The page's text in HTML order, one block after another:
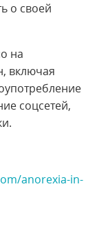
о своей
на
включая
соцсетей,
anorexia-in-